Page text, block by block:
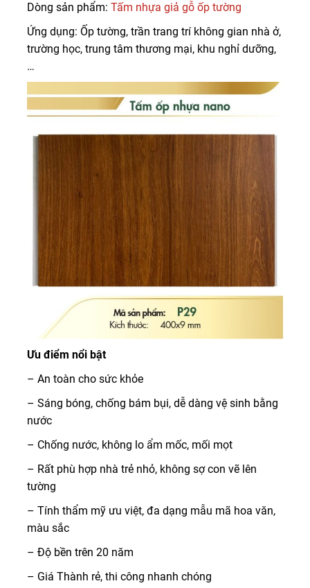
Dòng sản phẩm: Tấm nhựa giả gỗ ốp tường
Ứng dụng: Ốp tường, trần trang trí không gian nhà ở,
trường học, trung tâm thương mại, khu nghỉ dưỡng,
…
Ưu điểm nổi bật
– An toàn cho sức khỏe
– Sáng bóng, chống bám bụi, dễ dàng vệ sinh bằng
nước
– Chống nước, không lo ẩm mốc, mối mọt
– Rất phù hợp nhà trẻ nhỏ, không sợ con vẽ lên
tường
– Tính thẩm mỹ ưu việt, đa dạng mẫu mã hoa văn,
màu sắc
– Độ bền trên 20 năm
– Giá Thành rẻ, thi công nhanh chóng